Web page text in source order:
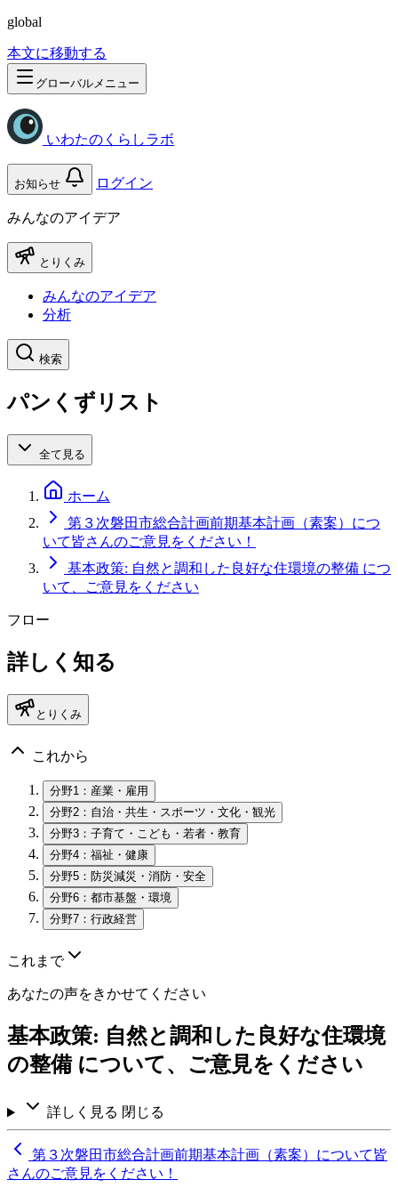
global
本文に移動する
グローバルメニュー
いわたのくらしラボ
お知らせ ログイン
みんなのアイデア
とりくみ
みんなのアイデア
分析
検索
パンくずリスト
全て見る
ホーム
第３次磐田市総合計画前期基本計画（素案）につ
いて皆さんのご意見をください！
基本政策: 自然と調和した良好な住環境の整備 につ
いて、ご意見をください
フロー
詳しく知る
とりくみ
これから
分野1：産業・雇用
分野2：自治・共生・スポーツ・文化・観光
分野3：子育て・こども・若者・教育
分野4：福祉・健康
分野5：防災減災・消防・安全
分野6：都市基盤・環境
分野7：行政経営
これまで
あなたの声をきかせてください
基本政策: 自然と調和した良好な住環境
の整備 について、ご意見をください
詳しく見る 閉じる
第３次磐田市総合計画前期基本計画（素案）について皆
さんのご意見をください！